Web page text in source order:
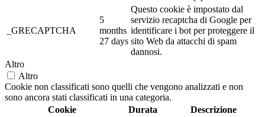
_GRECAPTCHA
5
months
27 days
Questo cookie è impostato dal
servizio recaptcha di Google per
identificare i bot per proteggere il
sito Web da attacchi di spam
dannosi.
Altro
Altro
Cookie non classificati sono quelli che vengono analizzati e non
sono ancora stati classificati in una categoria.
Cookie
Durata
Descrizione